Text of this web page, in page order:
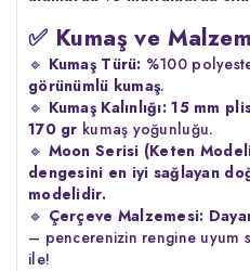
✅ Kumaş ve
🔹 Kumaş Türü: %100
görünümlü kumaş.
🔹 Kumaş Kalınlığı: 15 mm
170 gr kumaş yoğunluğu.
🔹 Moon Serisi (Keten
dengesini en iyi sağlayan
modelidir.
🔹 Çerçeve Malzemesi:
– pencerenizin rengine uyum
ile!